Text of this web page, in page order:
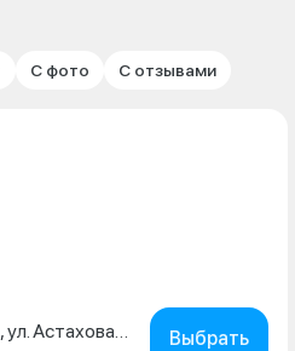
С фото С отзывами
Выбрать